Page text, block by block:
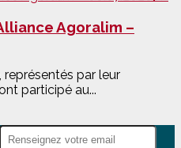
Agoralim –
représentés par leur
participé au...